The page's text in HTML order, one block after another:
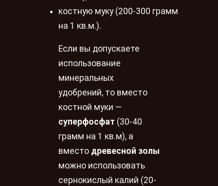
костную муку (200-300 грамм
на 1 кв.м.).
Если вы допускаете
использование
минеральных
удобрений, то вместо
костной муки —
суперфосфат (30-40
грамм на 1 кв.м), а
вместо древесной золы
можно использовать
сернокислый калий (20-